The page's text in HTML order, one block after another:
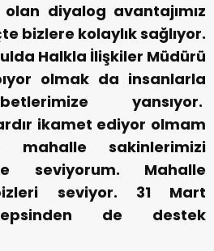
diyalog avantajımız
bizlere kolaylık sağlıyor.
Halkla İlişkiler Müdürü
olmak da insanlarla
yansıyor.
ikamet ediyor olmam
mahalle sakinlerimizi
seviyorum. Mahalle
seviyor. 31 Mart
de destek